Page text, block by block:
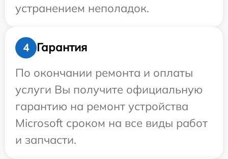
устранением неполадок.
4
Гарантия
По окончании ремонта и оплаты
услуги Вы получите официальную
гарантию на ремонт устройства
Microsoft сроком на все виды работ
и запчасти.